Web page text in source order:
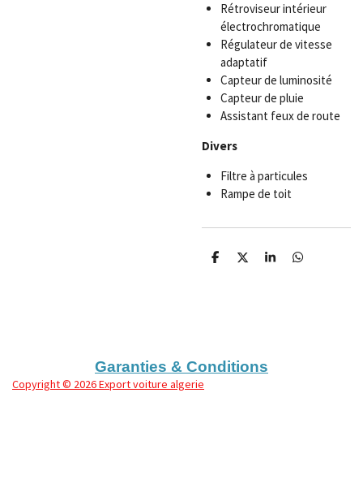
Rétroviseur intérieur
électrochromatique
Régulateur de vitesse
adaptatif
Capteur de luminosité
Capteur de pluie
Assistant feux de route
Divers
Filtre à particules
Rampe de toit
P
P
P
P
Garanties & Conditions
Copyright© 2026 Export voiture algerie